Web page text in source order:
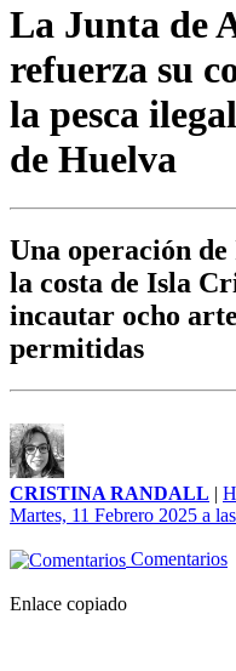
La Junta de
refuerza su
la pesca
de Huelva
Una operación de
la costa de Isla
incautar ocho
permitidas
CRISTINA RANDALL |
Martes, 11 Febrero 2025 a
Comentarios
Enlace copiado